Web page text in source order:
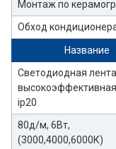
Монтаж по
Обход
Название
Светодиодная
ip20
80д/м, 6Вт,
(3000,4000,6000К)